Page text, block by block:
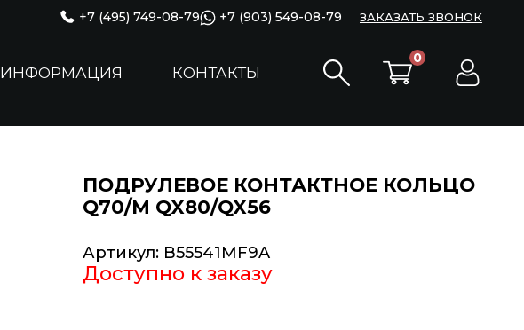
+7 (495) 749-08-79 +7 (903) 549-08-79 ЗАКАЗАТЬ ЗВОНОК
ИНФОРМАЦИЯ КОНТАКТЫ
0
ПОДРУЛЕВОЕ КОНТАКТНОЕ КОЛЬЦО
Q70/M QX80/QX56
Артикул: B55541MF9A
Доступно к заказу